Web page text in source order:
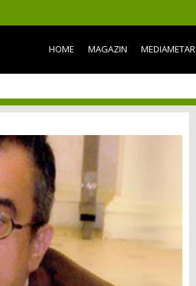
content
HOME MAGAZIN MEDIAMETAR